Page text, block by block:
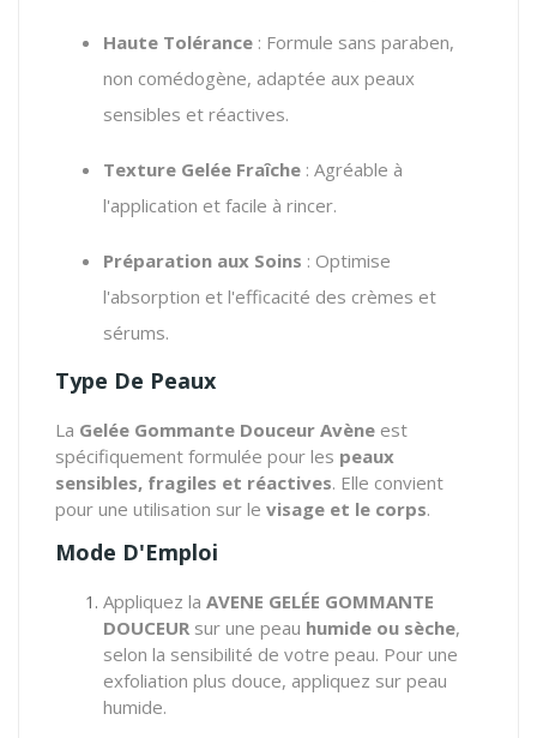
Haute Tolérance : Formule sans paraben,
non comédogène, adaptée aux peaux
sensibles et réactives.
Texture Gelée Fraîche : Agréable à
l'application et facile à rincer.
Préparation aux Soins : Optimise
l'absorption et l'efficacité des crèmes et
sérums.
Type De Peaux
La Gelée Gommante Douceur Avène est
spécifiquement formulée pour les peaux
sensibles, fragiles et réactives. Elle convient
pour une utilisation sur le visage et le corps.
Mode D'Emploi
Appliquez la AVENE GELÉE GOMMANTE
DOUCEUR sur une peau humide ou sèche,
selon la sensibilité de votre peau. Pour une
exfoliation plus douce, appliquez sur peau
humide.